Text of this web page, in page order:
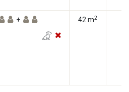
+ 42 m2